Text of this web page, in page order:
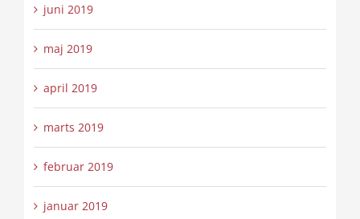
juni 2019
maj 2019
april 2019
marts 2019
februar 2019
januar 2019